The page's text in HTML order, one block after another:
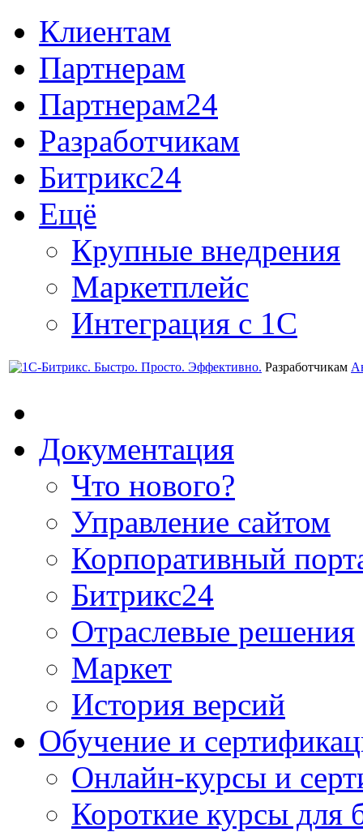
Клиентам
Партнерам
Партнерам24
Разработчикам
Битрикс24
Ещё
Крупные внедрения
Маркетплейс
Интеграция с 1С
Разработчикам
Документация
Что нового?
Управление сайтом
Корпоративный
Битрикс24
Отраслевые решения
Маркет
История версий
Обучение и
Онлайн-курсы и
Короткие курсы для